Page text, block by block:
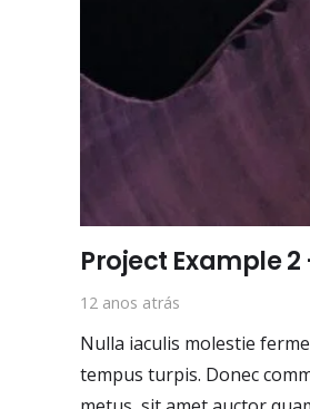
Project Example 2
12 anos atrás
Nulla iaculis molestie
tempus turpis. Donec